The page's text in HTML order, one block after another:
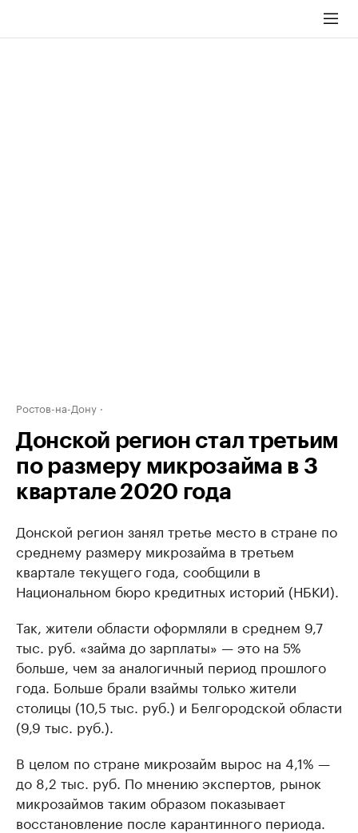
Ростов-на-Дону
Донской регион стал третьим
по размеру микрозайма в 3
квартале 2020 года
Донской регион занял третье место в стране по
среднему размеру микрозайма в третьем
квартале текущего года, сообщили в
Национальном бюро кредитных историй (НБКИ).
Так, жители области оформляли в среднем 9,7
тыс. руб. «займа до зарплаты» — это на 5%
больше, чем за аналогичный период прошлого
года. Больше брали взаймы только жители
столицы (10,5 тыс. руб.) и Белгородской области
(9,9 тыс. руб.).
В целом по стране микрозайм вырос на 4,1% —
до 8,2 тыс. руб. По мнению экспертов, рынок
микрозаймов таким образом показывает
восстановление после карантинного периода.